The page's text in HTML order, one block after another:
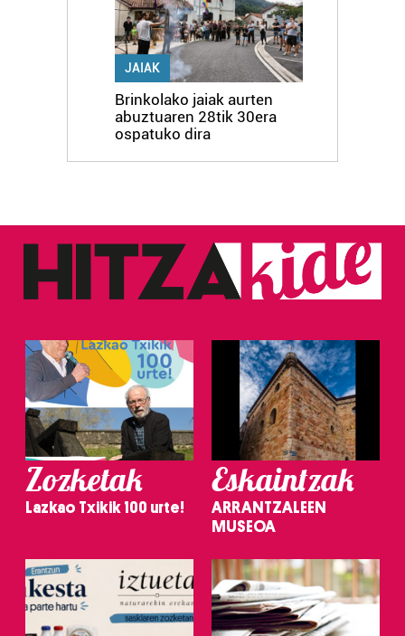
JAIAK
Brinkolako jaiak aurten
abuztuaren 28tik 30era
ospatuko dira
Zozketak
Lazkao Txikik 100 urte!
Eskaintzak
ARRANTZALEEN
MUSEOA